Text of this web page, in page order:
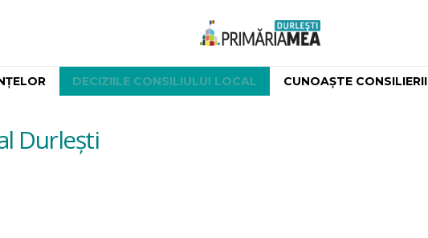
DECIZIILE CONSILIULUI LOCAL CUNOAȘTE CONSILIERII
Durlești